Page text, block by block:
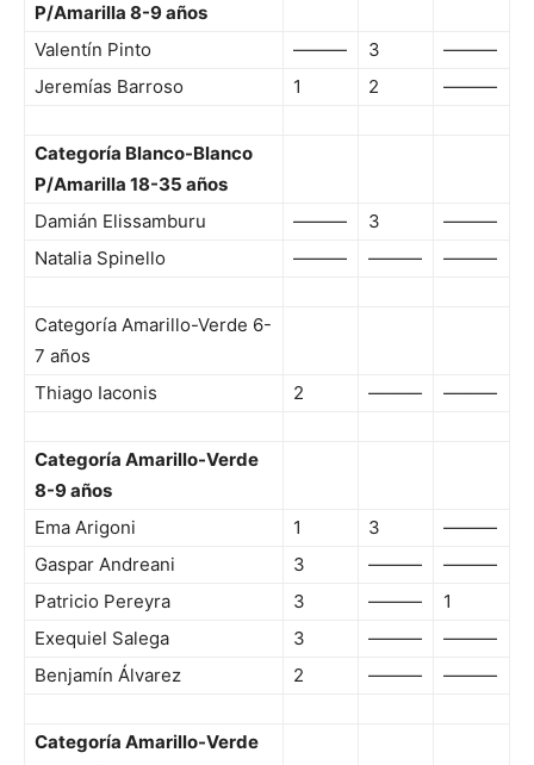
P/Amarilla 8-9 años
Valentín Pinto
——— 3
———
Jeremías Barroso
1 2 ———
Categoría Blanco-Blanco
P/Amarilla 18-35 años
Damián Elissamburu
——— 3
———
Natalia Spinello
——— ——— ———
Categoría Amarillo-Verde 6-
7 años
Thiago Iaconis
2 ——— ———
Categoría Amarillo-Verde
8-9 años
Ema Arigoni
1 3
———
Gaspar Andreani
3 ———
———
Patricio Pereyra
3 ———
1
Exequiel Salega
3 ———
———
Benjamín Álvarez
2 ——— ———
Categoría Amarillo-Verde